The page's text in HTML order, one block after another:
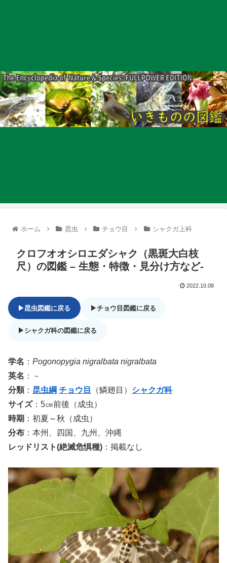
ホーム 昆虫 チョウ目 シャクガ上科
クロフオオシロエダシャク（黒斑大白枝
尺）の図鑑 – 生態・特徴・見分け方など-
2022.10.08
▶昆虫図鑑に戻る ▶チョウ目図鑑に戻る
▶シャクガ科の図鑑に戻る
学名 ： Pogonopygia nigralbata nigralbata
英名 ：－
分類： 昆虫綱 チョウ目 （鱗翅目） シャクガ科
サイズ：5㎝前後（成虫）
時期 ：初夏～秋（成虫）
分布 ：本州、四国、九州、沖縄
レッドリスト(絶滅危惧種) ：掲載なし